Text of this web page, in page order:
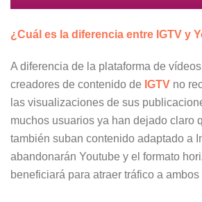
¿Cuál es la diferencia entre IGTV y
A diferencia de la plataforma de
creadores de contenido de IGTV no
las visualizaciones de sus
muchos usuarios ya han dejado claro
también suban contenido adaptado a
abandonarán Youtube y el formato
beneficiará para atraer tráfico a ambos